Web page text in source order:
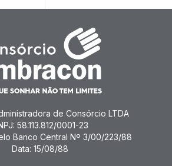
de Consórcio LTDA
58.113.812/0001-23
Banco Central Nº 3/00/223/88
Data: 15/08/88